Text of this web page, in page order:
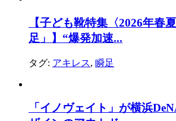
【子ども靴特集〈2026年春
足」】“爆発加速...
タグ: アキレス, 瞬足
「イノヴェイト」が横浜